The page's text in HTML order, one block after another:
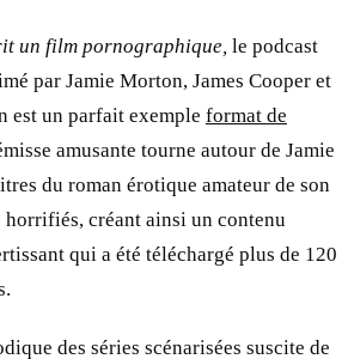
un film pornographique, le podcast
par Jamie Morton, James Cooper et
est un parfait exemple format de
amusante tourne autour de Jamie
du roman érotique amateur de son
horrifiés, créant ainsi un contenu
qui a été téléchargé plus de 120
des séries scénarisées suscite de